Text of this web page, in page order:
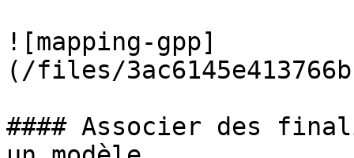
![mapping-gpp]
(/files/
#### Associer des